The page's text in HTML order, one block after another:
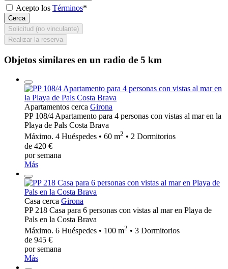
Acepto los Términos*
Cerca
Solicitud (no vinculante)
Realizar la reserva
Objetos similares en un radio de 5 km
Apartamentos cerca Girona
PP 108/4 Apartamento para 4 personas con vistas al mar en la
Playa de Pals Costa Brava
Máximo. 4 Huéspedes • 60 m2 • 2 Dormitorios
de 420 €
por semana
Más
Casa cerca Girona
PP 218 Casa para 6 personas con vistas al mar en Playa de
Pals en la Costa Brava
Máximo. 6 Huéspedes • 100 m2 • 3 Dormitorios
de 945 €
por semana
Más